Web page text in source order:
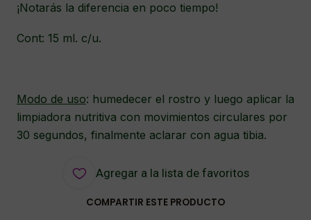
¡Notarás la diferencia en poco tiempo!
Cont: 15 ml. c/u.
Modo de uso: humedecer el rostro y luego aplicar la
limpiadora nutritiva con movimientos circulares por
30 segundos, finalmente aclarar con agua tibia.
Agregar a la lista de favoritos
COMPARTIR ESTE PRODUCTO